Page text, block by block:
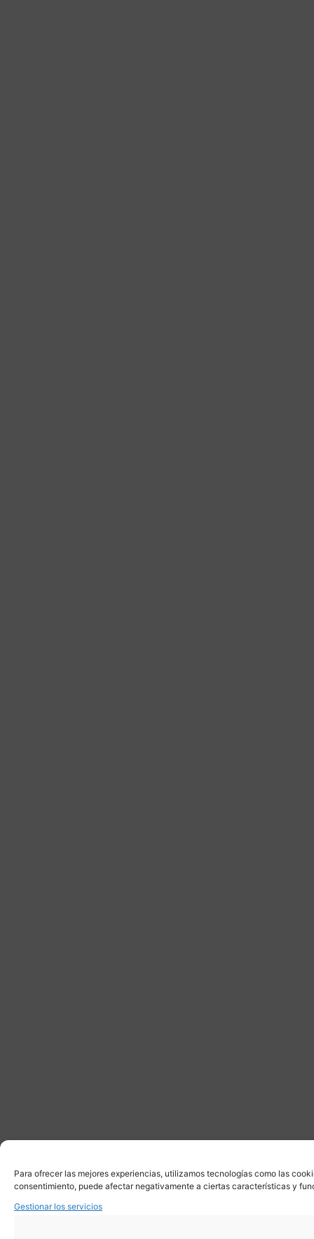
Para ofrecer las mejores experiencias, utilizamos tecnologías como las
consentimiento, puede afectar negativamente a ciertas características y
Gestionar los servicios